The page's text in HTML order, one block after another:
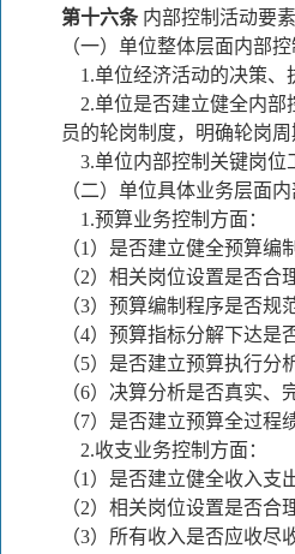
第十六条 内部控制活动要
（一）单位整体层面内部
1.单位经济活动的决策、
2.单位是否建立健全内部
员的轮岗制度，明确轮岗周
3.单位内部控制关键岗位
（二）单位具体业务层面内
1.预算业务控制方面：
（1）是否建立健全预算
（2）相关岗位设置是否
（3）预算编制程序是否
（4）预算指标分解下达
（5）是否建立预算执行分
（6）决算分析是否真实、
（7）是否建立预算全过程
2.收支业务控制方面：
（1）是否建立健全收入支
（2）相关岗位设置是否
（3）所有收入是否应收尽